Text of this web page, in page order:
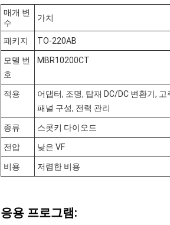
매개 변
수
가치
패키지 TO-220AB
모델 번
호
MBR10200CT
적용
어댑터, 조명, 탑재 DC/DC 변환기,
패널 구성, 전력 관리
종류 스콧키 다이오드
전압 낮은 VF
비용 저렴한 비용
응용 프로그램: